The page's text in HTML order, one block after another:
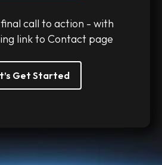
call to action - with
link to Contact page
Get Started